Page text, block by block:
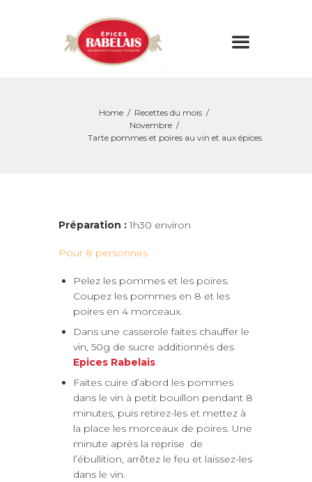
Home
Recettes du mois
Novembre
Tarte pommes et poires au vin et aux épices
Préparation :1h30 environ
Pour 8 personnes
Pelez les pommes et les poires.
Coupez les pommes en 8 et les
poires en 4 morceaux.
Dans une casserole faites chauffer le
vin, 50g de sucre additionnés des
Epices Rabelais
Faites cuire d’abord les pommes
dans le vin à petit bouillon pendant 8
minutes, puis retirez-les et mettez à
la place les morceaux de poires. Une
minute après la reprise de
l’ébullition, arrêtez le feu et laissez-les
dans le vin.